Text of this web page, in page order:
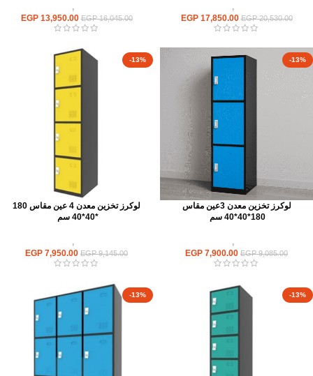
,
EGP20,530.00
EGP17,850.00
,
EGP16,045.00
EGP13,950.00
-13%
لوكرز تخزين معدن 3عين مقاس
180*40*40 سم
,
EGP9,085.00
EGP 7,900.00
-13%
لوكرز تخزين معدن 4 عين مقاس 180
*40*40 سم
,
EGP9,145.00
EGP 7,950.00
-13%
-13%